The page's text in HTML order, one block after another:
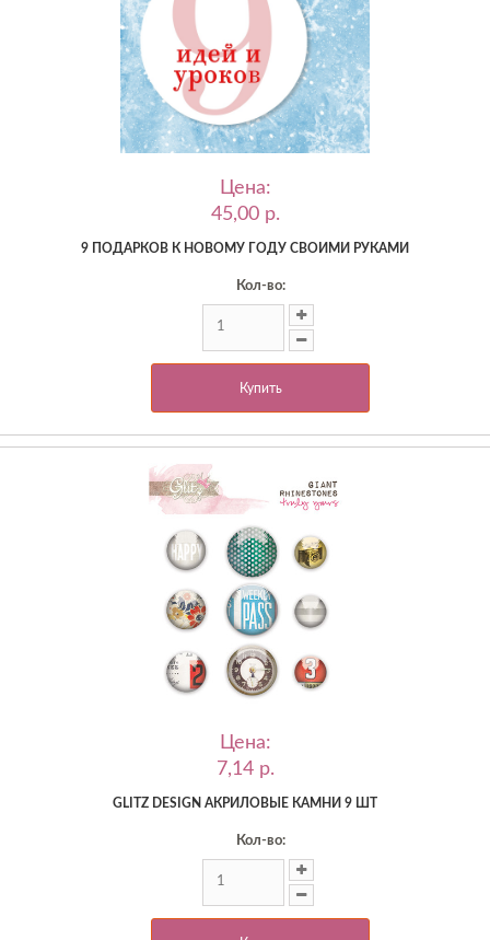
Цена:
45,00 p.
9 ПОДАРКОВ К НОВОМУ ГОДУ СВОИМИ РУКАМИ
Кол-во:
Купить
Цена:
7,14 p.
GLITZ DESIGN АКРИЛОВЫЕ КАМНИ 9 ШТ
Кол-во: